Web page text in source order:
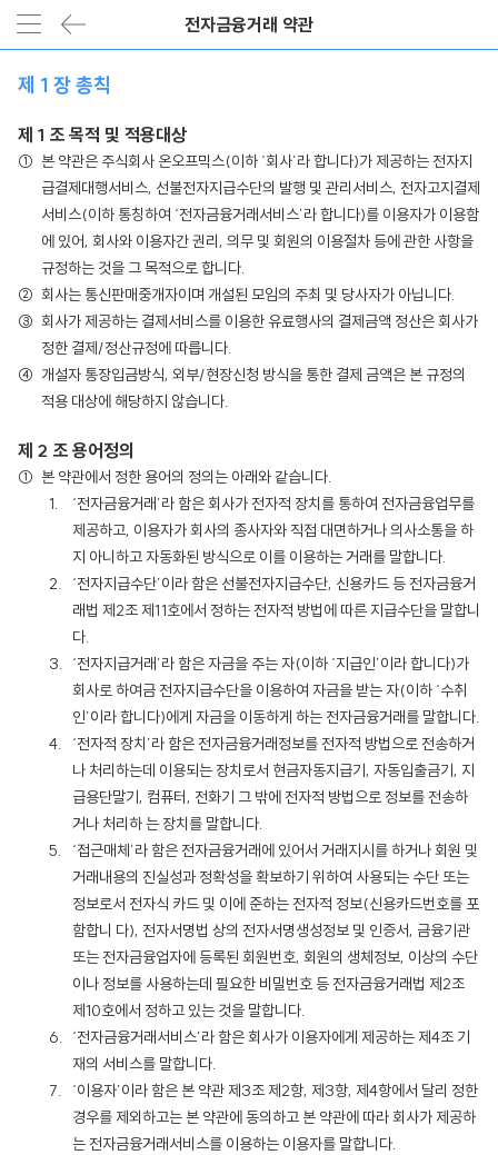
전자금융거래 약관
제 1 장 총칙
제 1 조 목적 및 적용대상
본 약관은 주식회사 온오프믹스(이하 ‘회사’라 합니다)가 제공하는 전자지
급결제대행서비스, 선불전자지급수단의 발행 및 관리서비스, 전자고지결제
서비스(이하 통칭하여 ‘전자금융거래서비스’라 합니다)를 이용자가 이용함
에 있어, 회사와 이용자간 권리, 의무 및 회원의 이용절차 등에 관한 사항을
규정하는 것을 그 목적으로 합니다.
회사는 통신판매중개자이며 개설된 모임의 주최 및 당사자가 아닙니다.
회사가 제공하는 결제서비스를 이용한 유료행사의 결제금액 정산은 회사가
정한 결제/정산규정에 따릅니다.
개설자 통장입금방식, 외부/현장신청 방식을 통한 결제 금액은 본 규정의
적용 대상에 해당하지 않습니다.
제 2 조 용어정의
본 약관에서 정한 용어의 정의는 아래와 같습니다.
‘전자금융거래’라 함은 회사가 전자적 장치를 통하여 전자금융업무를
제공하고, 이용자가 회사의 종사자와 직접 대면하거나 의사소통을 하
지 아니하고 자동화된 방식으로 이를 이용하는 거래를 말합니다.
‘전자지급수단’이라 함은 선불전자지급수단, 신용카드 등 전자금융거
래법 제2조 제11호에서 정하는 전자적 방법에 따른 지급수단을 말합니
다.
‘전자지급거래’라 함은 자금을 주는 자(이하 ‘지급인’이라 합니다)가
회사로 하여금 전자지급수단을 이용하여 자금을 받는 자(이하 ‘수취
인’이라 합니다)에게 자금을 이동하게 하는 전자금융거래를 말합니다.
‘전자적 장치’라 함은 전자금융거래정보를 전자적 방법으로 전송하거
나 처리하는데 이용되는 장치로서 현금자동지급기, 자동입출금기, 지
급용단말기, 컴퓨터, 전화기 그 밖에 전자적 방법으로 정보를 전송하
거나 처리하 는 장치를 말합니다.
‘접근매체’라 함은 전자금융거래에 있어서 거래지시를 하거나 회원 및
거래내용의 진실성과 정확성을 확보하기 위하여 사용되는 수단 또는
정보로서 전자식 카드 및 이에 준하는 전자적 정보(신용카드번호를 포
함합니 다), 전자서명법 상의 전자서명생성정보 및 인증서, 금융기관
또는 전자금융업자에 등록된 회원번호, 회원의 생체정보, 이상의 수단
이나 정보를 사용하는데 필요한 비밀번호 등 전자금융거래법 제2조
제10호에서 정하고 있는 것을 말합니다.
‘전자금융거래서비스’라 함은 회사가 이용자에게 제공하는 제4조 기
재의 서비스를 말합니다.
‘이용자’이라 함은 본 약관 제3조 제2항, 제3항, 제4항에서 달리 정한
경우를 제외하고는 본 약관에 동의하고 본 약관에 따라 회사가 제공하
는 전자금융거래서비스를 이용하는 이용자를 말합니다.